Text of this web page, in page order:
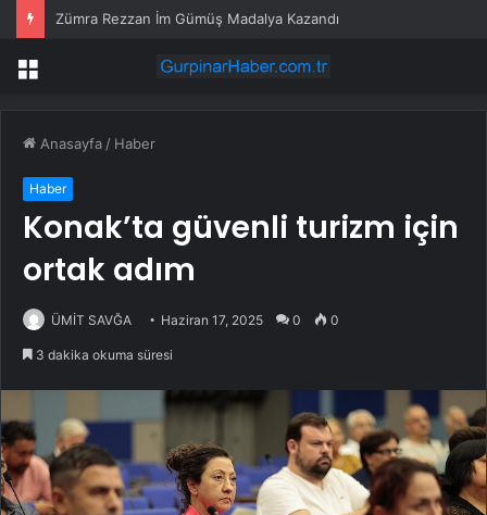
Zümra Rezzan İm Gümüş Madalya Kazandı
Menü
Anasayfa / Haber
Haber
Konak’ta güvenli turizm için
ortak adım
ÜMİT SAVĞA Haziran 17, 2025 0 0
3 dakika okuma süresi